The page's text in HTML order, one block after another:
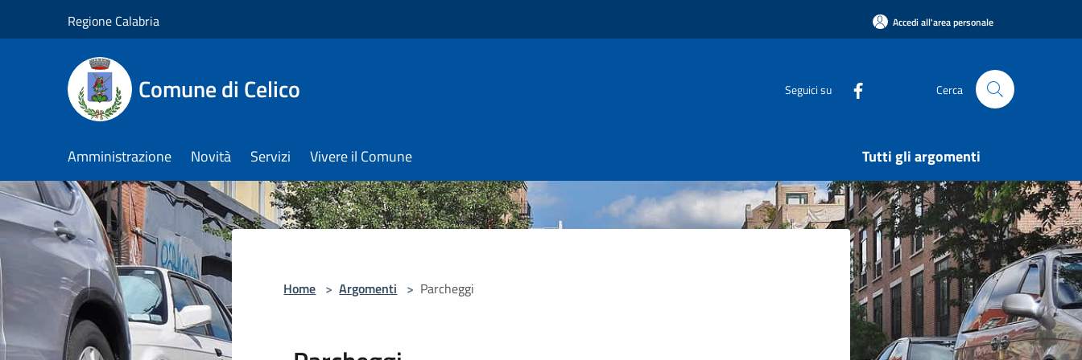
Regione Calabria Accedi all'area personale
Comune di Celico Seguici su Cerca
Amministrazione Novità Servizi Vivere il Comune Tutti gli argomenti
Home > Argomenti > Parcheggi